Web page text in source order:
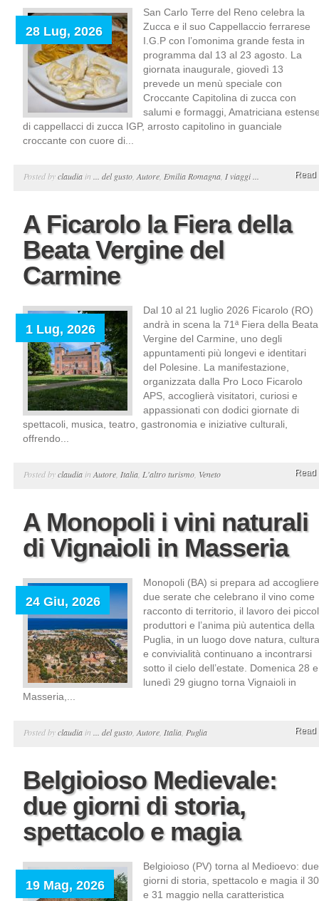
28 Lug, 2026
San Carlo Terre del Reno celebra la
Zucca e il suo Cappellaccio ferrarese
I.G.P con l’omonima grande festa in
programma dal 13 al 23 agosto. La
giornata inaugurale, giovedì 13
prevede un menù speciale con
Croccante Capitolina di zucca con
salumi e formaggi, Amatriciana
di cappellacci di zucca IGP, arrosto capitolino in guanciale
croccante con cuore di...
Posted byclaudia in ... del gusto Autore Emilia Romagna I viaggi ... Read
A Ficarolo la Fiera della
Beata Vergine del
Carmine
1 Lug, 2026
Dal 10 al 21 luglio 2026 Ficarolo (RO)
andrà in scena la 71ª Fiera della Beata
Vergine del Carmine, uno degli
appuntamenti più longevi e identitari
del Polesine. La manifestazione,
organizzata dalla Pro Loco Ficarolo
APS, accoglierà visitatori, curiosi e
appassionati con dodici giornate di
spettacoli, musica, teatro, gastronomia e iniziative culturali,
offrendo...
Posted byclaudia in Autore Italia L'altro turismo Veneto Read
A Monopoli i vini naturali
di Vignaioli in Masseria
24 Giu, 2026
Monopoli (BA) si prepara ad accogliere
due serate che celebrano il vino come
racconto di territorio, il lavoro dei
produttori e l’anima più autentica della
Puglia, in un luogo dove natura, cultura
e convivialità continuano a incontrarsi
sotto il cielo dell’estate. Domenica 28 e
lunedì 29 giugno torna Vignaioli in
Masseria,...
Posted byclaudia in ... del gusto Autore Italia Puglia Read
Belgioioso Medievale:
due giorni di storia,
spettacolo e magia
19 Mag, 2026
Belgioioso (PV) torna al Medioevo: due
giorni di storia, spettacolo e magia il 30
e 31 maggio nella caratteristica